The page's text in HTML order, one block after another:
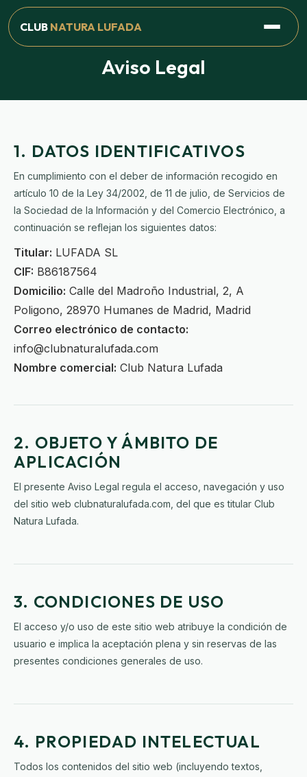
CLUB NATURA LUFADA
Aviso Legal
1. DATOS IDENTIFICATIVOS
En cumplimiento con el deber de información recogido en
artículo 10 de la Ley 34/2002, de 11 de julio, de Servicios de
la Sociedad de la Información y del Comercio Electrónico, a
continuación se reflejan los siguientes datos:
Titular: LUFADA SL
CIF: B86187564
Domicilio: Calle del Madroño Industrial, 2, A
Poligono, 28970 Humanes de Madrid, Madrid
Correo electrónico de contacto:
info@clubnaturalufada.com
Nombre comercial: Club Natura Lufada
2. OBJETO Y ÁMBITO DE
APLICACIÓN
El presente Aviso Legal regula el acceso, navegación y uso
del sitio web clubnaturalufada.com, del que es titular Club
Natura Lufada.
3. CONDICIONES DE USO
El acceso y/o uso de este sitio web atribuye la condición de
usuario e implica la aceptación plena y sin reservas de las
presentes condiciones generales de uso.
4. PROPIEDAD INTELECTUAL
Todos los contenidos del sitio web (incluyendo textos,